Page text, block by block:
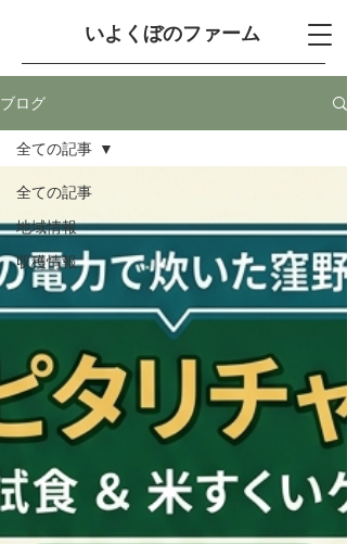
​いよくぼのファーム
ブログ
全ての記事
地域情報
収穫情報
全ての記事